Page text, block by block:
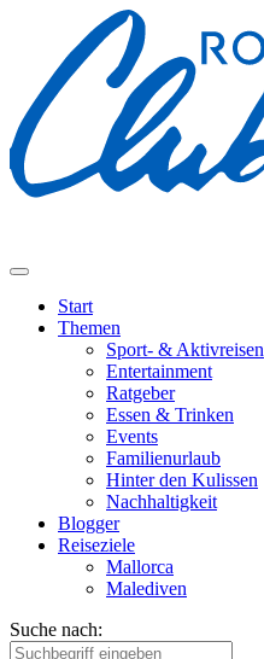
Start
Themen
Sport- & Aktivreisen
Entertainment
Ratgeber
Essen & Trinken
Events
Familienurlaub
Hinter den Kulissen
Nachhaltigkeit
Blogger
Reiseziele
Mallorca
Malediven
Suche nach: